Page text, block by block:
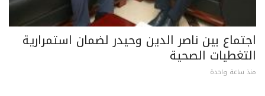
اجتماع بين ناصر الدين وحيدر لضمان استمرارية
التغطيات الصحية
منذ ساعة واحدة